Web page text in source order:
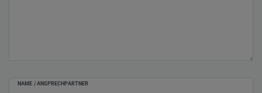
NAME / ANSPRECHPARTNER